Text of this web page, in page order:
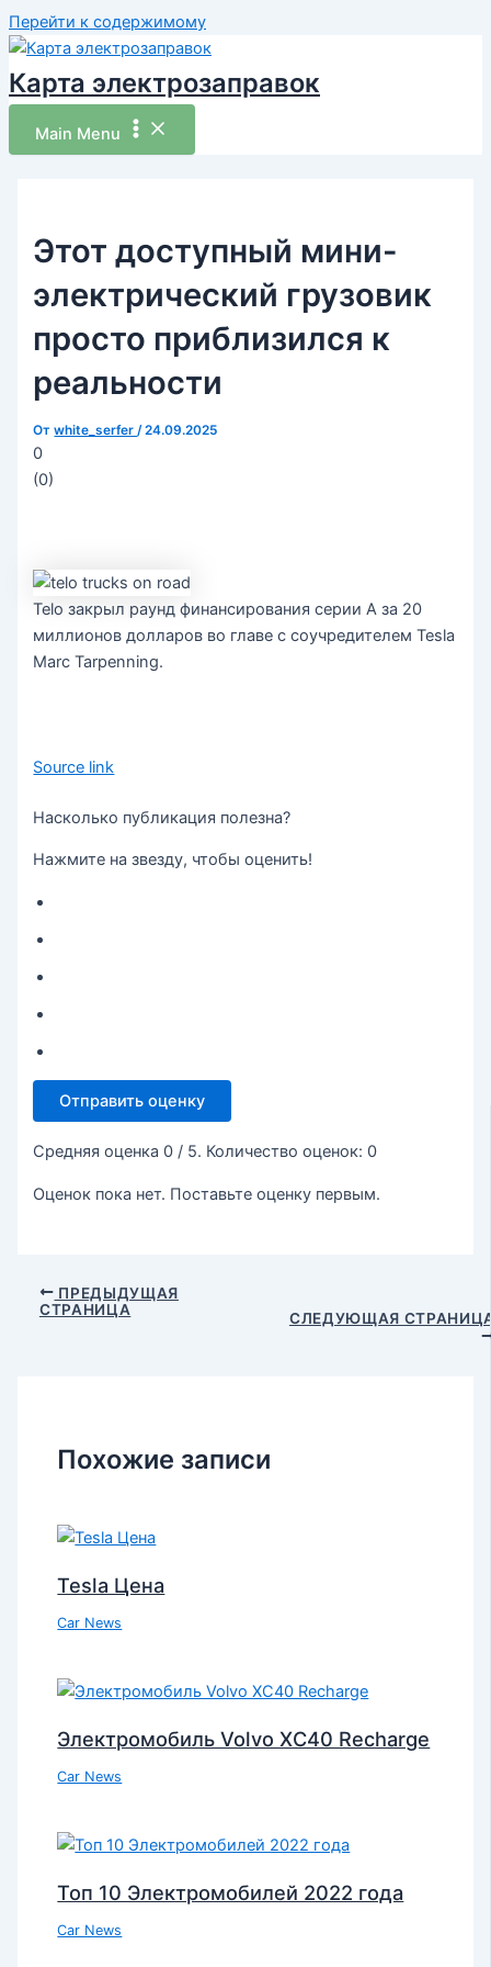
Перейти к содержимому
Карта электрозаправок
Main Menu
Этот доступный мини-
электрический грузовик
просто приблизился к
реальности
Отwhite_serfer/24.09.2025
0
(0)
Telo закрыл раунд финансирования серии A за 20
миллионов долларов во главе с соучредителем Tesla
Marc Tarpenning.
Source link
Насколько публикация полезна?
Нажмите на звезду, чтобы оценить!
Отправить оценку
Средняя оценка 0 / 5. Количество оценок: 0
Оценок пока нет. Поставьте оценку первым.
ПРЕДЫДУЩАЯ
СТРАНИЦА
СЛЕДУЮЩАЯ
Похожие записи
Tesla Цена
Car News
Электромобиль Volvo XC40 Recharge
Car News
Топ 10 Электромобилей 2022 года
Car News